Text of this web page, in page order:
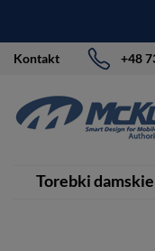
Kontakt +48
Torebki damskie